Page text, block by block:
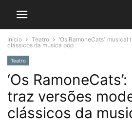
Início Teatro
‘Os RamoneCats’:
clássicos da musica pop
Teatro
‘Os
traz versões
clássicos da